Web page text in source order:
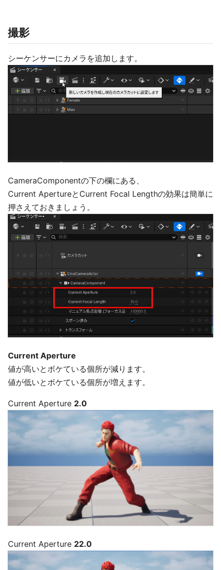
撮影
シーケンサーにカメラを追加します。
CameraComponentの下の欄にある、
Current ApertureとCurrent Focal Lengthの効果は簡単に
押さえておきましょう。
Current Aperture
値が高いとボケている個所が減ります。
値が低いとボケている個所が増えます。
Current Aperture 2.0
Current Aperture 22.0